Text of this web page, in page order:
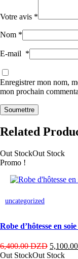
Votre avis *
Nom *
E-mail *
Enregistrer mon nom,
mon prochain
Related
Out StockOut Stock
Promo !
produit
plusieurs
variations.
Les
options
uncategorized
Robe d’hôtesse en
6,400.00DZD 5,100.00
Out StockOut Stock